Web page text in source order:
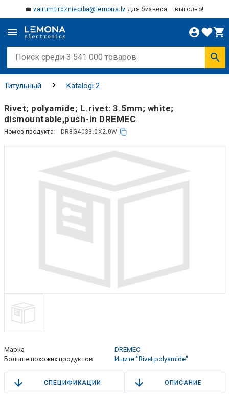
💼vairumtirdznieciba@lemona.lv Для бизнеса – выгодно!
Титульный Katalogi 2
Rivet; polyamide; L.rivet: 3.5mm; white;
dismountable,push-in DREMEC
Номер продукта: DR8G4033.0X2.0W
Марка
DREMEC
Больше похожих продуктов
Ищите "Rivet polyamide"
СПЕЦИФИКАЦИИ ОПИСАНИЕ